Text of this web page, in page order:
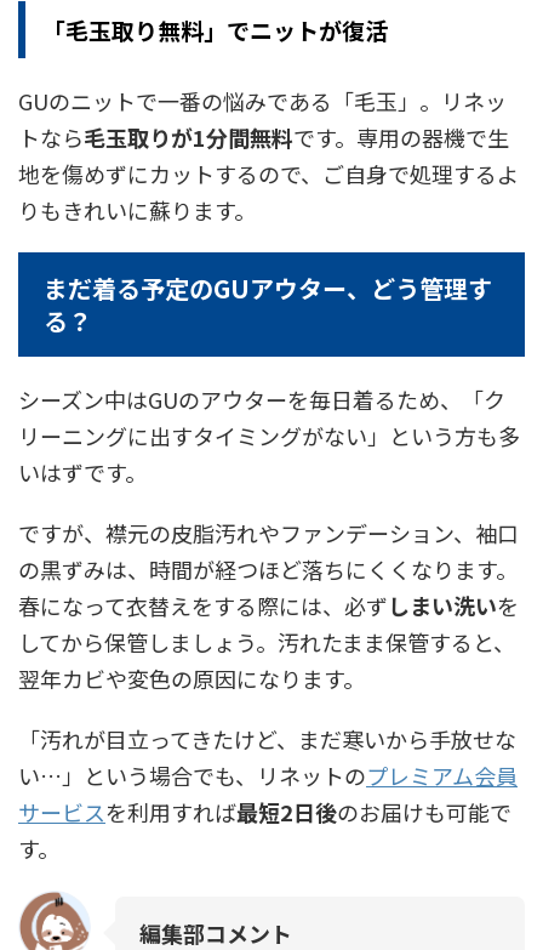
「毛玉取り無料」でニットが復活
GUのニットで一番の悩みである「毛玉」。リネッ
トなら毛玉取りが1分間無料です。専用の器機で生
地を傷めずにカットするので、ご自身で処理するよ
りもきれいに蘇ります。
まだ着る予定のGUアウター、どう管理す
る？
シーズン中はGUのアウターを毎日着るため、「ク
リーニングに出すタイミングがない」という方も多
いはずです。
ですが、襟元の皮脂汚れやファンデーション、袖口
の黒ずみは、時間が経つほど落ちにくくなります。
春になって衣替えをする際には、必ずしまい洗いを
してから保管しましょう。汚れたまま保管すると、
翌年カビや変色の原因になります。
「汚れが目立ってきたけど、まだ寒いから手放せな
い…」という場合でも、リネットのプレミアム会員
サービスを利用すれば最短2日後のお届けも可能で
す。
編集部コメント